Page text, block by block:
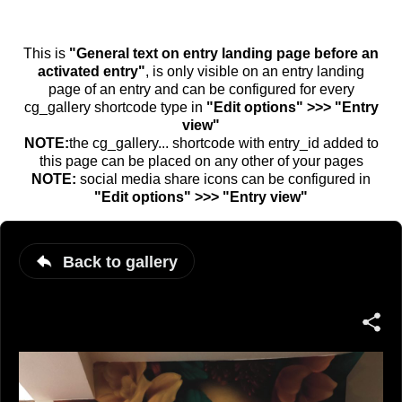
This is "General text on entry landing page before an
activated entry", is only visible on an entry landing
page of an entry and can be configured for every
cg_gallery shortcode type in "Edit options" >>> "Entry
view"
NOTE:the cg_gallery... shortcode with entry_id added to
this page can be placed on any other of your pages
NOTE: social media share icons can be configured in
"Edit options" >>> "Entry view"
Back to gallery